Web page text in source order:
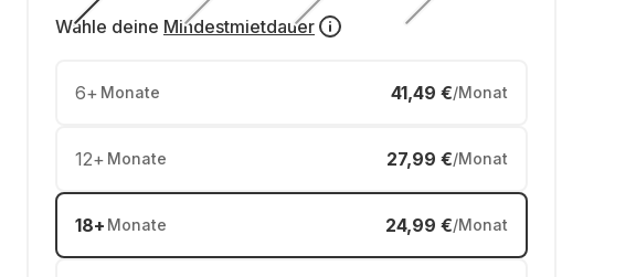
Wähle deine Mindestmietdauer
6+ Monate 41,49 €/Monat
12+ Monate 27,99 €/Monat
18+ Monate 24,99 €/Monat